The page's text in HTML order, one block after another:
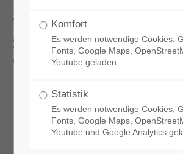
Register|Lost your password?
2021-04-28 16:07
Scheibentausch mit
"Fineo"
Komfort
Es werden notwendige Cookies,
Fonts, Google Maps,
Youtube geladen
Statistik
Es werden notwendige Cookies,
Fonts, Google Maps,
Youtube und Google Analytics